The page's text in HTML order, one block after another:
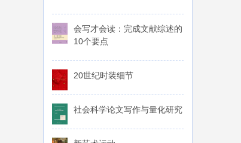
会写才会读：完成文献综述的
10个要点
20世纪时装细节
社会科学论文写作与量化研究